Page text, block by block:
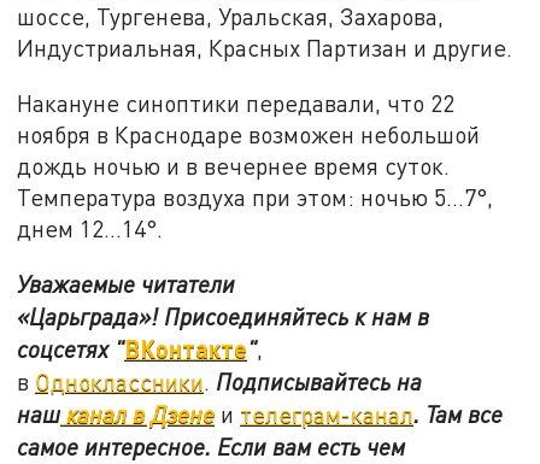
шоссе, Тургенева, Уральская, Захарова,
Индустриальная, Красных Партизан и другие.
Накануне синоптики передавали, что 22
ноября в Краснодаре возможен небольшой
дождь ночью и в вечернее время суток.
Температура воздуха при этом: ночью 5…7°,
днем 12…14°.
Уважаемые читатели
«Царьграда»! Присоединяйтесь к нам в
соцсетях "ВКонтакте",
в Одноклассники. Подписывайтесь на
нашканал в Дзене и телеграм-канал. Там все
самое интересное. Если вам есть чем